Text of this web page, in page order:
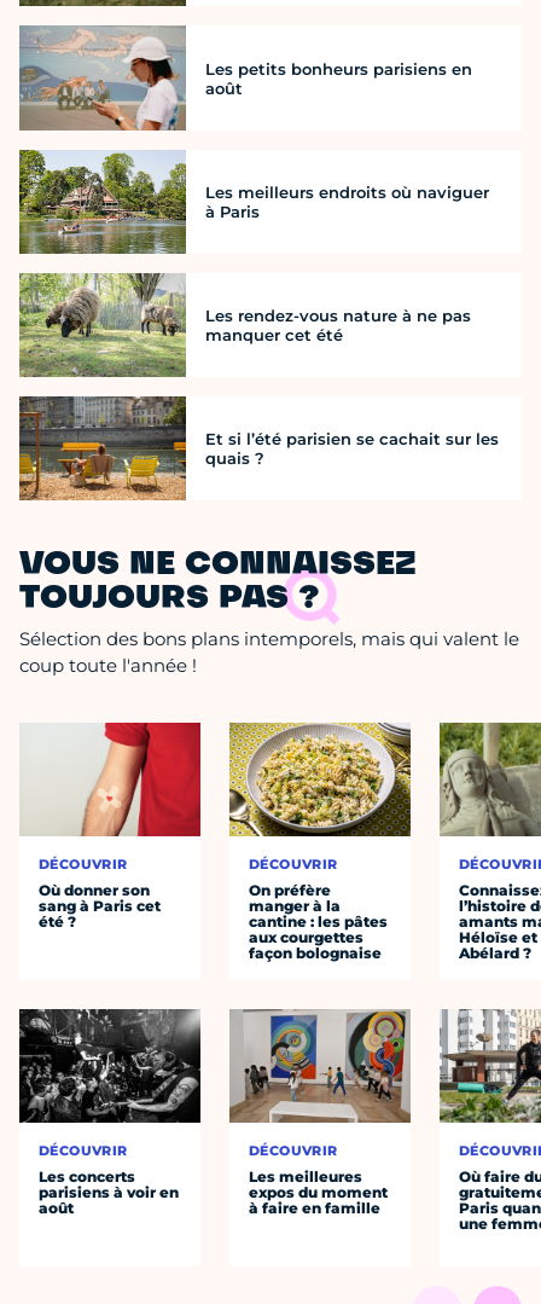
Les petits bonheurs parisiens en
août
Les meilleurs endroits où naviguer
à Paris
Les rendez-vous nature à ne pas
manquer cet été
Et si l’été parisien se cachait sur les
quais ?
VOUS NE CONNAISSEZ
TOUJOURS PAS ?
Sélection des bons plans intemporels, mais qui valent le
coup toute l'année !
DÉCOUVRIR
Où donner son
sang à Paris cet
été ?
DÉCOUVRIR
Les concerts
parisiens à voir en
août
DÉCOUVRIR
On préfère
manger à la
cantine : les pâtes
aux courgettes
façon bolognaise
DÉCOUVRIR
Les meilleures
expos du moment
à faire en famille
l’histoire
amants
Héloïse et
Abélard ?
Où faire
Paris
une